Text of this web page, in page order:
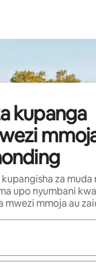
kupanga
za muda
upo nyumbani kwa
mwezi mmoja au
vinjari kwa